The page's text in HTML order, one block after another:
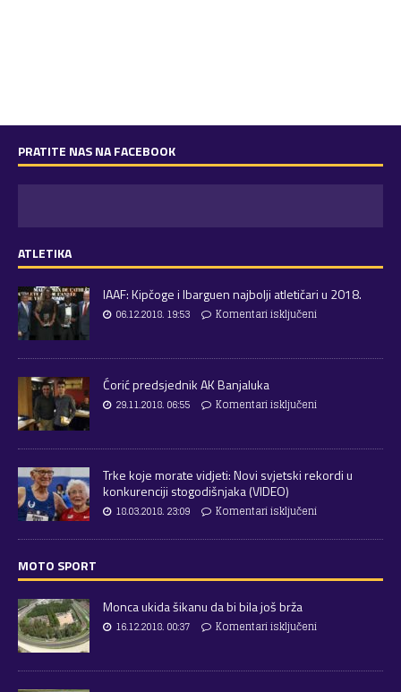
PRATITE NAS NA FACEBOOK
ATLETIKA
IAAF: Kipčoge i Ibarguen najbolji atletičari u 2018.
06.12.2018. 19:53 Komentari isključeni
Ćorić predsjednik AK Banjaluka
29.11.2018. 06:55 Komentari isključeni
Trke koje morate vidjeti: Novi svjetski rekordi u
konkurenciji stogodišnjaka (VIDEO)
18.03.2018. 23:09 Komentari isključeni
MOTO SPORT
Monca ukida šikanu da bi bila još brža
16.12.2018. 00:37 Komentari isključeni